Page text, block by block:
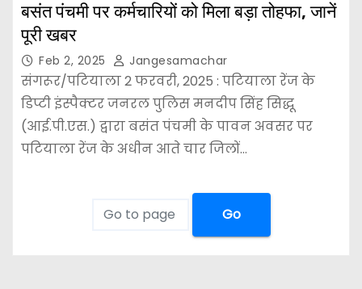
बसंत पंचमी पर कर्मचारियों को मिला बड़ा तोहफा, जानें
पूरी खबर
Feb 2, 2025 Jangesamachar
संगरूर/पटियाला 2 फरवरी, 2025 : पटियाला रेंज के
डिप्टी इंस्पैक्टर जनरल पुलिस मनदीप सिंह सिद्धू
(आई.पी.एस.) द्वारा बसंत पंचमी के पावन अवसर पर
पटियाला रेंज के अधीन आते चार जिलों…
Go